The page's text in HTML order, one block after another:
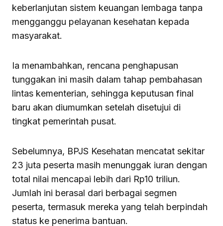
keberlanjutan sistem keuangan lembaga tanpa
mengganggu pelayanan kesehatan kepada
masyarakat.
Ia menambahkan, rencana penghapusan
tunggakan ini masih dalam tahap pembahasan
lintas kementerian, sehingga keputusan final
baru akan diumumkan setelah disetujui di
tingkat pemerintah pusat.
Sebelumnya, BPJS Kesehatan mencatat sekitar
23 juta peserta masih menunggak iuran dengan
total nilai mencapai lebih dari Rp10 triliun.
Jumlah ini berasal dari berbagai segmen
peserta, termasuk mereka yang telah berpindah
status ke penerima bantuan.